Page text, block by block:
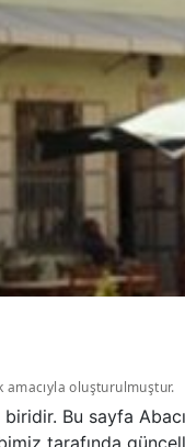
oluşturulmuştur.
Bu sayfa
tarafında